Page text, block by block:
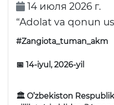
14 июля 2026 г.
“Adolat va qonun
#Zangiota_tuman_akm
📅 14-iyul, 2026-yil
🏛 O’zbekiston